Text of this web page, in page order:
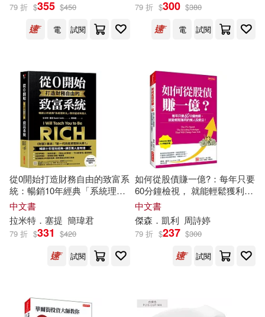
Frank(82) Mary(81)
Matthew(81)
Publications(81)
Anderson(80) Green(80)
Publisher(80) Brian(78)
Christians(78) Russell(78)
Alicia(76) Chris(75)
Mountain Pr(26)
Oxford Univ Pr(25)
Harlequin Books(24)
Random House(24)
West Group(24)
Alfred Pub Co(23)
Atlasbooks Dist Serv(23)
Edwin Mellen Pr(23)
79 折 $355 $450
電
試閱
79 折 $300 $380
電
試閱
從0開始打造財務自由的致富系
統：暢銷10年經典「系統理財
法」，教你變成有錢人
中文書
拉米特．塞提 簡瑋君
79 折 $331 $420
試閱
如何從股債賺一億?：每年只要
60分鐘檢視， 就能輕鬆獲利的
懶人投資法!
中文書
傑森．凱利 周詩婷
79 折 $237 $300
試閱